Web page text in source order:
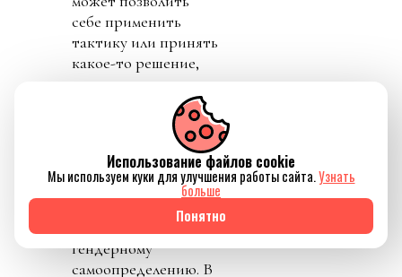
Использование файлов cookie
Мы используем куки для улучшения работы сайта.Узнать
больше
Понятно